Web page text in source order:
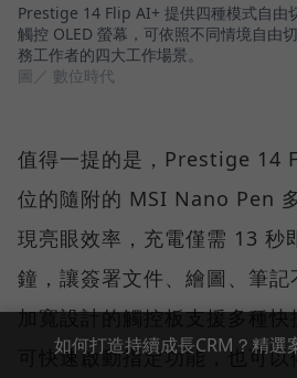
Prestige 14 Flip AI+ 提供四種模式自由
觸控 OLED 螢幕，可依照不同情境自由
務工作者的四大工作場景。
圖／ 數位時代
值得一提的是，Prestige 14
位的隨附的 MSI Nano Pen
現亮眼效率，充電僅需 13 秒
鐘，讓簽署文件、繪圖、筆記
加寬設計的觸控板支援多種
可快速啟動指定功能，也可以
如何打造持續成長CRM？精選